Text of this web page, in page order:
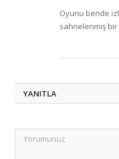
Oyunu bende
sahnelenmiş
YANITLA